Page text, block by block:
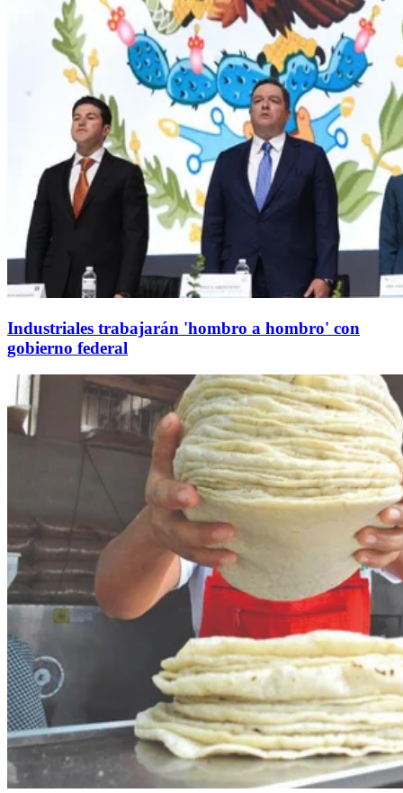
Industriales trabajarán 'hombro a hombro' con
gobierno federal